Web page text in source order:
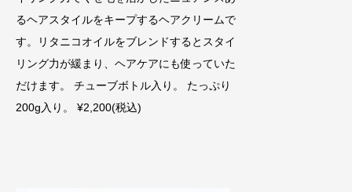
るヘアスタイルをキープするヘアクリームで
す。リタニコオイルをブレンドするとスタイ
リング力が緩まり、ヘアケアにも使っていた
だけます。 チューブボトル入り。 たっぷり
200g入り。 ¥2,200(税込)